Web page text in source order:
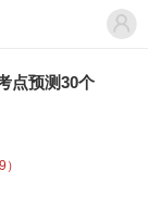
点预测30个